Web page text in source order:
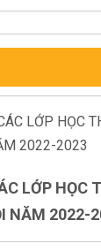
LỚP HỌC
NĂM 2022-